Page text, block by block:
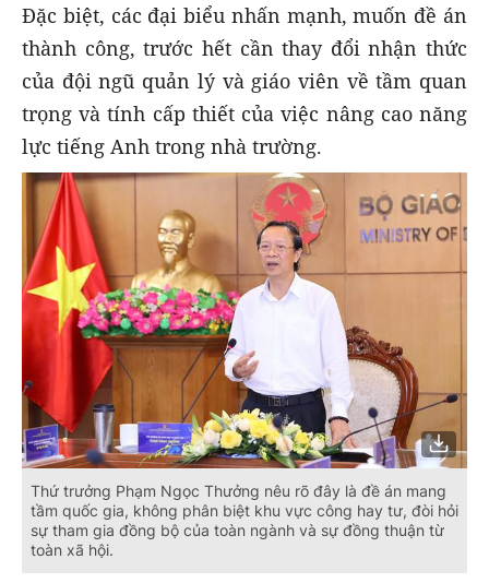
Đặc biệt, các đại biểu nhấn mạnh, muốn đề án
thành công, trước hết cần thay đổi nhận thức
của đội ngũ quản lý và giáo viên về tầm quan
trọng và tính cấp thiết của việc nâng cao năng
lực tiếng Anh trong nhà trường.
Thứ trưởng Phạm Ngọc Thưởng nêu rõ đây là đề án mang
tầm quốc gia, không phân biệt khu vực công hay tư, đòi hỏi
sự tham gia đồng bộ của toàn ngành và sự đồng thuận từ
toàn xã hội.